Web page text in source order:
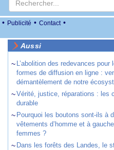
• Publicité • Contact •
Aussi
~ L’abolition des redevances pour
formes de diffusion en ligne :
démantèlement de notre
~Vérité, justice, réparations : les
durable
~ Pourquoi les boutons sont-ils à
vêtements d’homme et à
femmes ?
~ Dans les forêts des Landes, le